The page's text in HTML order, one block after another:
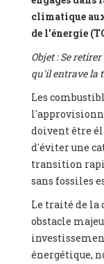
climatique
de l'énergie
Objet : Se
qu'il entrave la
Les
doivent être
d'éviter une
transition
sans fossiles
Le traité de la
obstacle
énergétique,